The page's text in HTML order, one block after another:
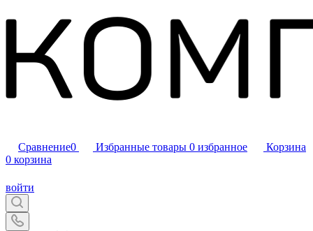
Сравнение0 Избранные товары 0 избранное
Корзина
0 корзина
войти